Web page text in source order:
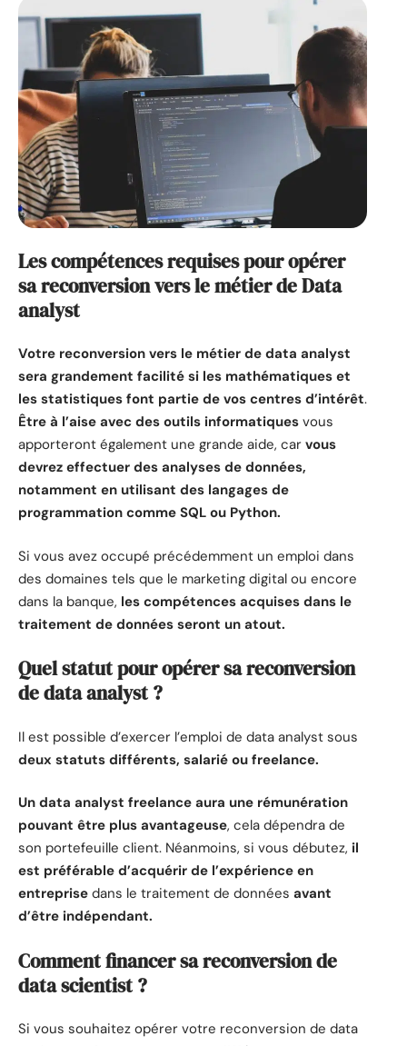
Les compétences requises pour opérer
sa reconversion vers le métier de Data
analyst
Votre reconversion vers le métier de data analyst
sera grandement facilité si les mathématiques et
les statistiques font partie de vos centres d’intérêt.
Être à l’aise avec des outils informatiques vous
apporteront également une grande aide, car vous
devrez effectuer des analyses de données,
notamment en utilisant des langages de
programmation comme SQL ou Python.
Si vous avez occupé précédemment un emploi dans
des domaines tels que le marketing digital ou encore
dans la banque, les compétences acquises dans le
traitement de données seront un atout.
Quel statut pour opérer sa reconversion
de data analyst ?
Il est possible d’exercer l’emploi de data analyst sous
deux statuts différents, salarié ou freelance.
Un data analyst freelance aura une rémunération
pouvant être plus avantageuse, cela dépendra de
son portefeuille client. Néanmoins, si vous débutez, il
est préférable d’acquérir de l’expérience en
entreprise dans le traitement de données avant
d’être indépendant.
Comment financer sa reconversion de
data scientist ?
Si vous souhaitez opérer votre reconversion de data